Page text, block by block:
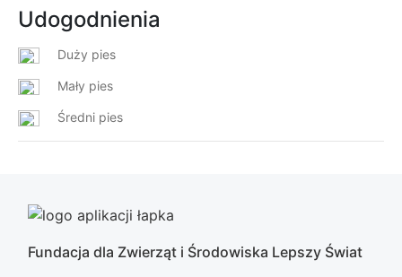
Udogodnienia
Duży pies
Mały pies
Średni pies
Fundacja dla Zwierząt i Środowiska Lepszy Świat